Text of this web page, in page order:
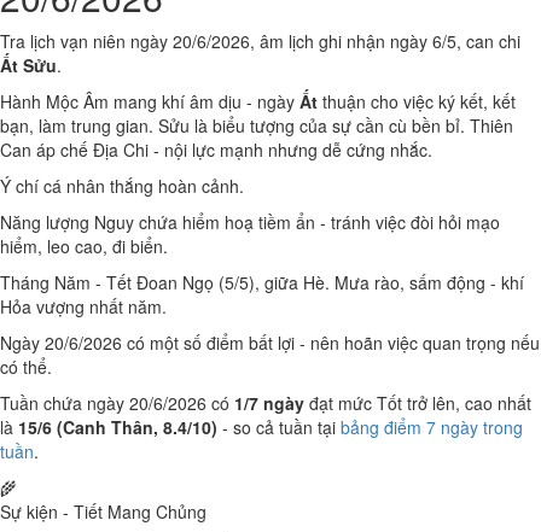
Tra lịch vạn niên ngày 20/6/2026, âm lịch ghi nhận ngày 6/5, can chi
Ất Sửu.
Hành Mộc Âm mang khí âm dịu - ngày Ất thuận cho việc ký kết, kết
bạn, làm trung gian. Sửu là biểu tượng của sự cần cù bền bỉ. Thiên
Can áp chế Địa Chi - nội lực mạnh nhưng dễ cứng nhắc.
Ý chí cá nhân thắng hoàn cảnh.
Năng lượng Nguy chứa hiểm hoạ tiềm ẩn - tránh việc đòi hỏi mạo
hiểm, leo cao, đi biển.
Tháng Năm - Tết Đoan Ngọ (5/5), giữa Hè. Mưa rào, sấm động - khí
Hỏa vượng nhất năm.
Ngày 20/6/2026 có một số điểm bất lợi - nên hoãn việc quan trọng nếu
có thể.
Tuần chứa ngày 20/6/2026 có 1/7 ngày đạt mức Tốt trở lên, cao nhất
là 15/6 (Canh Thân, 8.4/10) - so cả tuần tại bảng điểm 7 ngày trong
tuần.
🌾
Sự kiện - Tiết Mang Chủng